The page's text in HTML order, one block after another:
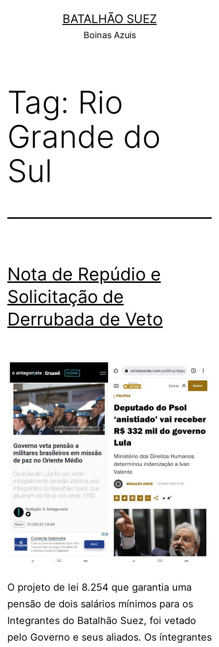
BATALHÃO SUEZ
Boinas Azuis
Tag: Rio
Grande do
Sul
Nota de Repúdio e
Solicitação de
Derrubada de Veto
O projeto de lei 8.254 que garantia uma
pensão de dois salários mínimos para os
Integrantes do Batalhão Suez, foi vetado
pelo Governo e seus aliados. Os íntegrantes